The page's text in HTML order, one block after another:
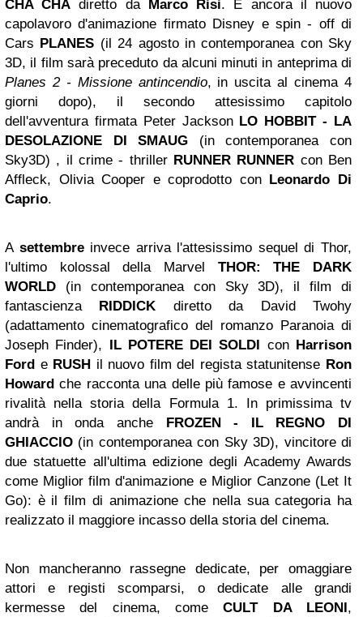
CHA CHA diretto da Marco Risi. E ancora il nuovo
capolavoro d'animazione firmato Disney e spin - off di
Cars PLANES (il 24 agosto in contemporanea con Sky
3D, il film sarà preceduto da alcuni minuti in anteprima di
Planes 2 - Missione antincendio, in uscita al cinema 4
giorni dopo), il secondo attesissimo capitolo
dell'avventura firmata Peter Jackson LO HOBBIT- LA
DESOLAZIONE DI SMAUG (in contemporanea con
Sky3D) , il crime - thrillerRUNNER RUNNER con Ben
Affleck, Olivia Cooper e coprodotto con
Leonardo Di
Caprio.
A settembreinvece arriva l'attesissimo sequel di Thor,
l'ultimo kolossal della Marvel THOR: THE DARK
WORLD (in contemporanea con Sky 3D), il film di
fantascienzaRIDDICK diretto da David Twohy
(adattamento cinematografico del romanzo Paranoia di
Joseph Finder), IL POTERE DEI SOLDI con Harrison
Ford e RUSH il nuovo film del regista statunitense Ron
Howard che racconta una delle più famose e avvincenti
rivalità nella storia della Formula 1. In primissima tv
andrà in onda anche
FROZEN - IL REGNO DI
GHIACCIO (in contemporanea con Sky 3D), vincitore di
due statuette all'ultima edizione degli Academy Awards
come Miglior film d'animazione e Miglior Canzone (Let It
Go): è il film di animazione che nella sua categoria ha
realizzato il maggiore incasso della storia del cinema.
Non mancheranno rassegne dedicate, per omaggiare
attori e registi scomparsi, o dedicate alle grandi
kermesse del cinema, comeCULTDA LEONI ,